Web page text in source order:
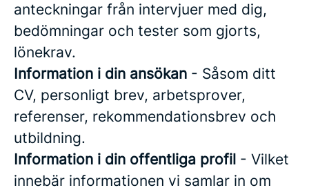
anteckningar från intervjuer med dig,
bedömningar och tester som gjorts,
lönekrav.
Information i din ansökan - Såsom ditt
CV, personligt brev, arbetsprover,
referenser, rekommendationsbrev och
utbildning.
Information i din offentliga profil - Vilket
innebär informationen vi samlar in om